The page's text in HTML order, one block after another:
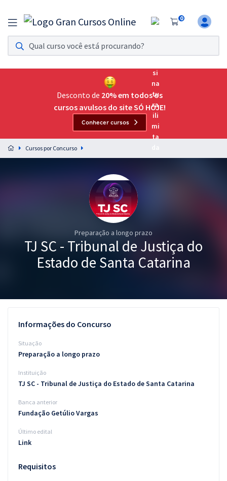
0
Assinatura Ilimitada 11
Acesso a todos os cursos. Teste grátis por 7 dias!
Assinatura OAB Até Passar
Acesso ilimitado a toda preparação para o Exame da
Preparação completa e intensiva para as principais
residências em saúde do Brasil
Graduação
Conteúdo gratuito
Blog
Desconto de 20% em todos os
cursos avulsos do site SÓ HOJE!
Conhecer cursos
Cursos por Concurso
Preparação a longo prazo
TJ SC - Tribunal de Justiça do
Estado de Santa Catarina
Informações do Concurso
Situação
Preparação a longo prazo
Instituição
TJ SC - Tribunal de Justiça do Estado de Santa Catarina
Banca anterior
Fundação Getúlio Vargas
Último edital
Link
Requisitos